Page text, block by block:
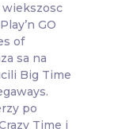
GO
of
sa na
Big Time
po
Time i